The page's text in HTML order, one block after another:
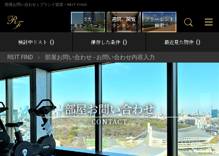
部屋お問い合わせ | ブランド賃貸－REIT FIND
フリーレント
検索
週間／閲覧
ランキング
5大
キャンペーン
検討中リスト 0 保存した条件 0 最近見た物件 0
REIT FIND 部屋お問い合わせ - お問い合わせ内容入力
部屋お問い合わせ
CONTACT